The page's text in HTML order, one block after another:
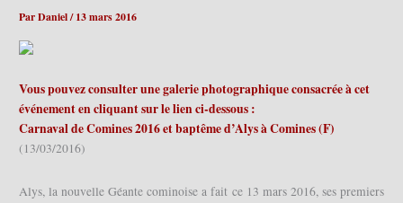
ParDaniel/13 mars 2016
Vous pouvez consulter une galerie photographique consacrée à cet
événement en cliquant sur le lien ci-dessous :
Carnaval de Comines 2016 et baptême d’Alys à Comines (F)
(13/03/2016)
Alys, la nouvelle Géante cominoise a fait ce 13 mars 2016, ses premiers